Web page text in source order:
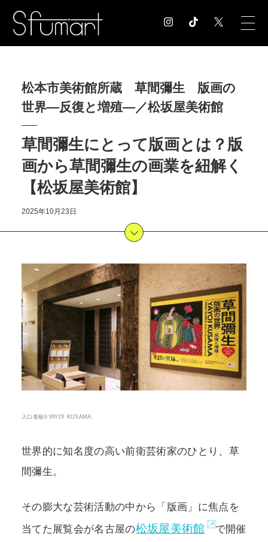
COLUMN コラム記事
EXHIBITION
MUSEUM 美術館情報
NEWS お知らせ
CONTACT
POLICY COMPANY
松本市美術館所蔵 草間彌生 版画の
世界―反復と増殖―／松坂屋美術館
草間彌生にとって版画とは？版
画から草間彌生の画業を紐解く
【松坂屋美術館】
2025年10月23日
入口看板©YAYOI KUSAMA
世界的に知名度の高い前衛芸術家のひとり、草
間彌生。
その膨大な芸術活動の中から「版画」に焦点を
当てた展覧会が名古屋の松坂屋美術館
で開催